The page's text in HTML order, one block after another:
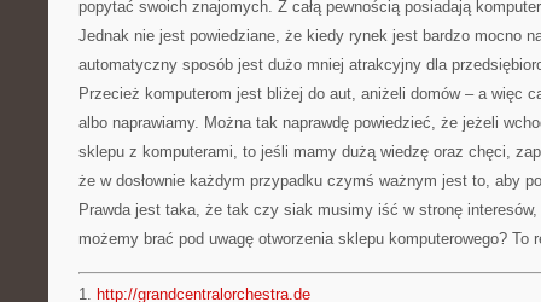
popytać swoich znajomych. Z całą pewnością posiadają
Jednak nie jest powiedziane, że kiedy rynek jest bardzo mocno
automatyczny sposób jest dużo mniej atrakcyjny dla
Przecież komputerom jest bliżej do aut, aniżeli domów – a więc
albo naprawiamy. Można tak naprawdę powiedzieć, że jeżeli
sklepu z komputerami, to jeśli mamy dużą wiedzę oraz chęci,
że w dosłownie każdym przypadku czymś ważnym jest to, aby
Prawda jest taka, że tak czy siak musimy iść w stronę
możemy brać pod uwagę otworzenia sklepu komputerowego? To
1. http://grandcentralorchestra.de